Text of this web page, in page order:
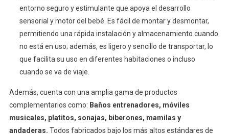
entorno seguro y estimulante que apoya el desarrollo
sensorial y motor del bebé. Es fácil de montar y desmontar,
permitiendo una rápida instalación y almacenamiento cuando
no está en uso; además, es ligero y sencillo de transportar, lo
que facilita su uso en diferentes habitaciones o incluso
cuando se va de viaje.
Además, cuenta con una amplia gama de productos
complementarios como: Baños entrenadores, móviles
musicales, platitos, sonajas, biberones, mamilas y
andaderas. Todos fabricados bajo los más altos estándares de